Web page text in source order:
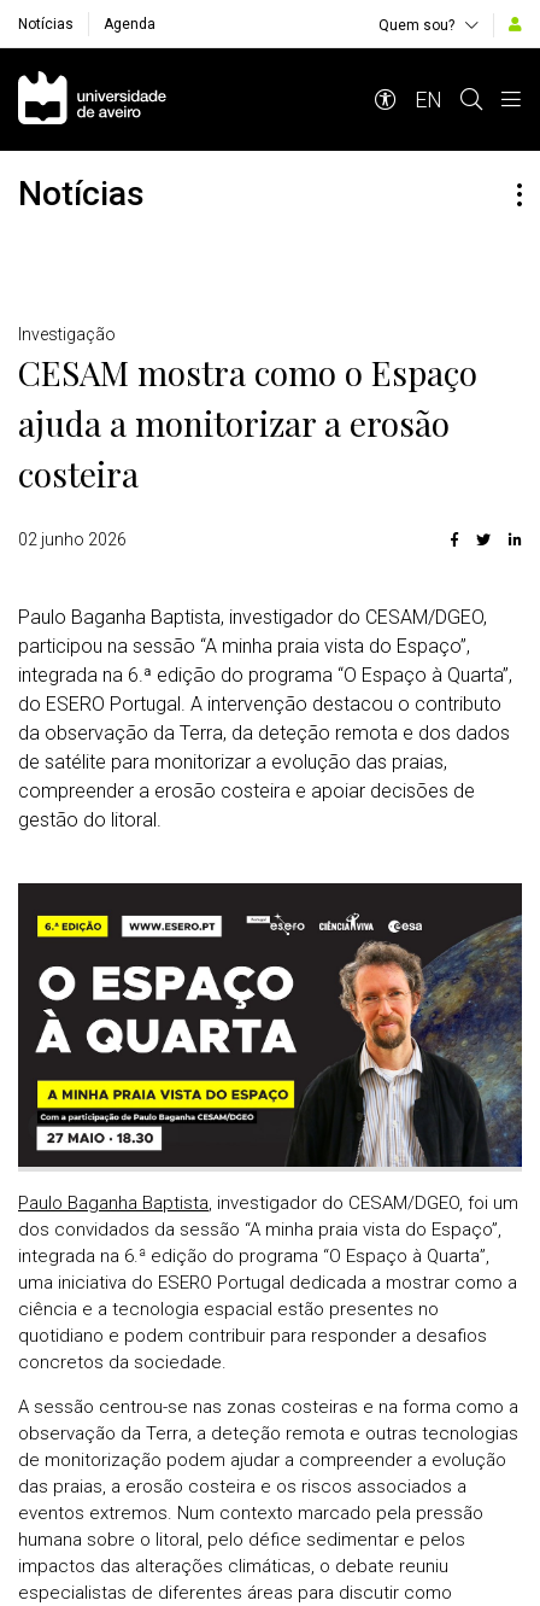
Notícias Agenda Quem sou?
Navegação Principal
EN
Notícias
Detalhes
Investigação
CESAM mostra como o Espaço
ajuda a monitorizar a erosão
costeira
02 junho 2026
Paulo Baganha Baptista, investigador do CESAM/DGEO,
participou na sessão “A minha praia vista do Espaço”,
integrada na 6.ª edição do programa “O Espaço à Quarta”,
do ESERO Portugal. A intervenção destacou o contributo
da observação da Terra, da deteção remota e dos dados
de satélite para monitorizar a evolução das praias,
compreender a erosão costeira e apoiar decisões de
gestão do litoral.
Paulo Baganha Baptista, investigador do CESAM/DGEO, foi um
dos convidados da sessão “A minha praia vista do Espaço”,
integrada na 6.ª edição do programa “O Espaço à Quarta”,
uma iniciativa do ESERO Portugal dedicada a mostrar como a
ciência e a tecnologia espacial estão presentes no
quotidiano e podem contribuir para responder a desafios
concretos da sociedade.
A sessão centrou-se nas zonas costeiras e na forma como a
observação da Terra, a deteção remota e outras tecnologias
de monitorização podem ajudar a compreender a evolução
das praias, a erosão costeira e os riscos associados a
eventos extremos. Num contexto marcado pela pressão
humana sobre o litoral, pelo défice sedimentar e pelos
impactos das alterações climáticas, o debate reuniu
especialistas de diferentes áreas para discutir como